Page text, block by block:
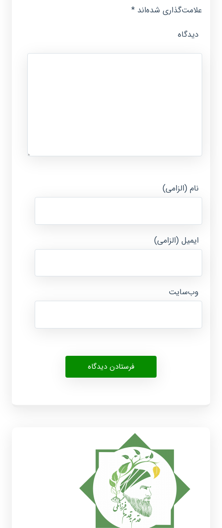
علامت‌گذاری شده‌اند*
دیدگاه
نام (الزامی)
ایمیل (الزامی)
وب‌سایت